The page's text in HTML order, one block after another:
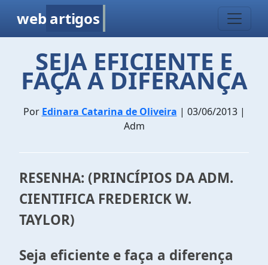
web artigos
SEJA EFICIENTE E
FAÇA A DIFERANÇA
Por Edinara Catarina de Oliveira | 03/06/2013 |
Adm
RESENHA: (PRINCÍPIOS DA ADM.
CIENTIFICA FREDERICK W.
TAYLOR)
Seja eficiente e faça a diferença